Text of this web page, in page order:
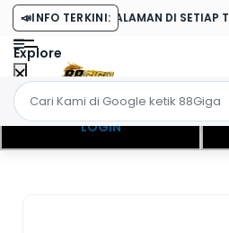
📣INFO TERKINI:DI SETIAP TAHAP
Explore
LOGIN